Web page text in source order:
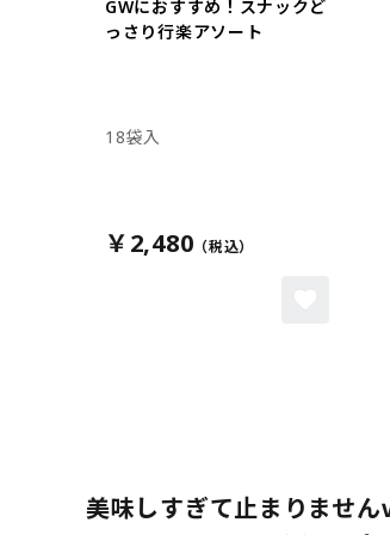
GWにおすすめ！スナックど
っさり行楽アソート
18袋入
￥2,480
美味しすぎて止まりませ